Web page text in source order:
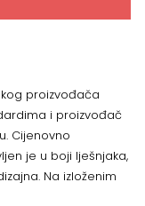
proizvođača
i proizvođač
Cijenovno
je u boji lješnjaka,
Na izloženim